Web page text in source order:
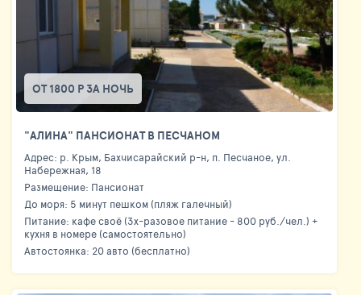
ОТ 1800 Р ЗА НОЧЬ
"АЛИНА" ПАНСИОНАТ В ПЕСЧАНОМ
Адрес: р. Крым, Бахчисарайский р-н, п. Песчаное, ул.
Набережная, 18
Размещение: Пансионат
До моря: 5 минут пешком (пляж галечный)
Питание: кафе своё (3х-разовое питание - 800 руб./чел.) +
кухня в номере (самостоятельно)
Автостоянка: 20 авто (бесплатно)